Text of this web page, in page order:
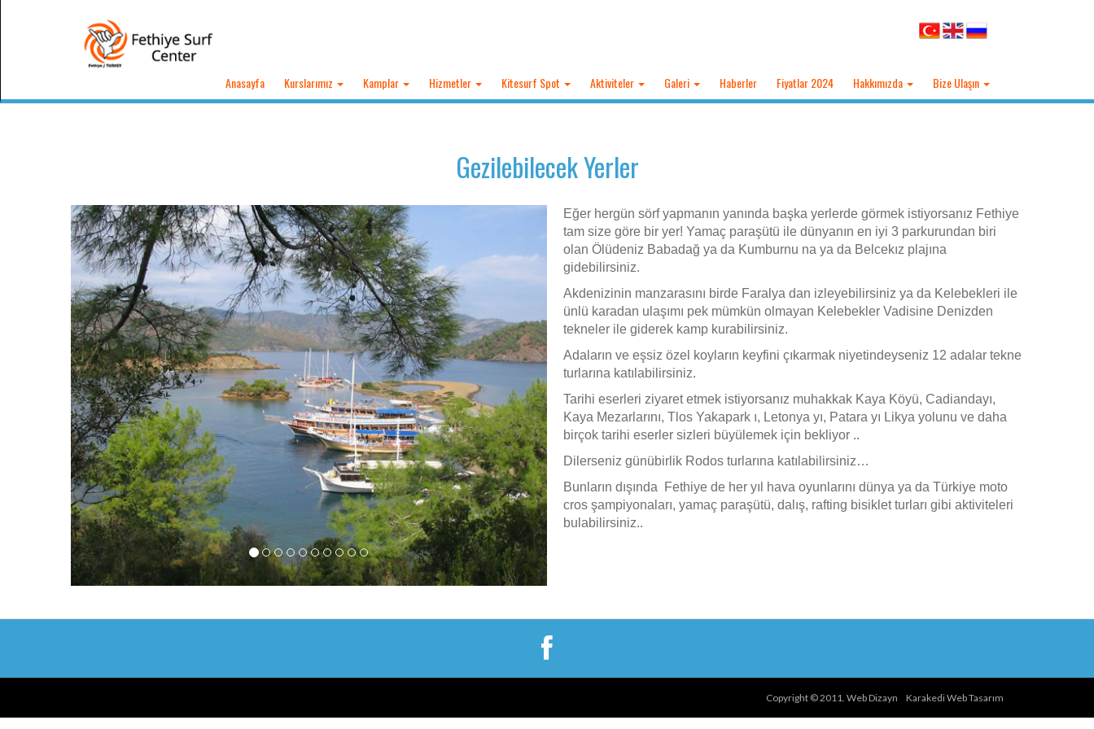
Anasayfa Kurslarımız Kamplar Hizmetler Kitesurf Spot Aktiviteler Galeri Haberler Fiyatlar 2024 Hakkımızda Bize Ulaşın
Gezilebilecek Yerler
Eğer hergün sörf yapmanın yanında başka yerlerde görmek istiyorsanız Fethiye
tam size göre bir yer! Yamaç paraşütü ile dünyanın en iyi 3 parkurundan biri
olan Ölüdeniz Babadağ ya da Kumburnu na ya da Belcekız plajına
gidebilirsiniz.
Akdenizinin manzarasını birde Faralya dan izleyebilirsiniz ya da Kelebekleri ile
ünlü karadan ulaşımı pek mümkün olmayan Kelebekler Vadisine Denizden
tekneler ile giderek kamp kurabilirsiniz.
Adaların ve eşsiz özel koyların keyfini çıkarmak niyetindeyseniz 12 adalar tekne
turlarına katılabilirsiniz.
Tarihi eserleri ziyaret etmek istiyorsanız muhakkak Kaya Köyü, Cadiandayı,
Kaya Mezarlarını, Tlos Yakapark ı, Letonya yı, Patara yı Likya yolunu ve daha
birçok tarihi eserler sizleri büyülemek için bekliyor ..
Dilerseniz günübirlik Rodos turlarına katılabilirsiniz…
Bunların dışında Fethiye de her yıl hava oyunlarını dünya ya da Türkiye moto
cros şampiyonaları, yamaç paraşütü, dalış, rafting bisiklet turları gibi aktiviteleri
bulabilirsiniz..
Copyright © 2011. Web Dizayn Karakedi Web Tasarım